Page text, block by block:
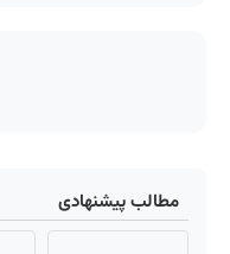
مطالب پیشنهادی